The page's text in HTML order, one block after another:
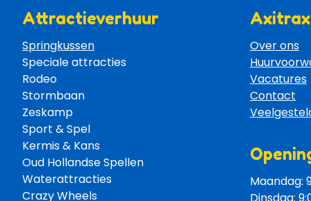
Attractieverhuur
Springkussen
Speciale attracties
Rodeo
Stormbaan
Zeskamp
Sport & Spel
Kermis & Kans
Oud Hollandse Spellen
Waterattracties
Crazy Wheels
Over ons
Vacatures
Contact
Maandag: